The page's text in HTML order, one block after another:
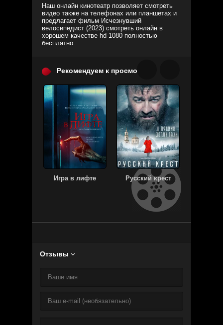
Наш онлайн кинотеатр позволяет смотреть
видео также на телефонах или планшетах и
предлагает фильм Исчезнувший
велосипедист (2023) смотреть онлайн в
хорошем качестве hd 1080 полностью
бесплатно.
Рекомендуем к просмотру:
Игра в лифте Русский крест
Отзывы 